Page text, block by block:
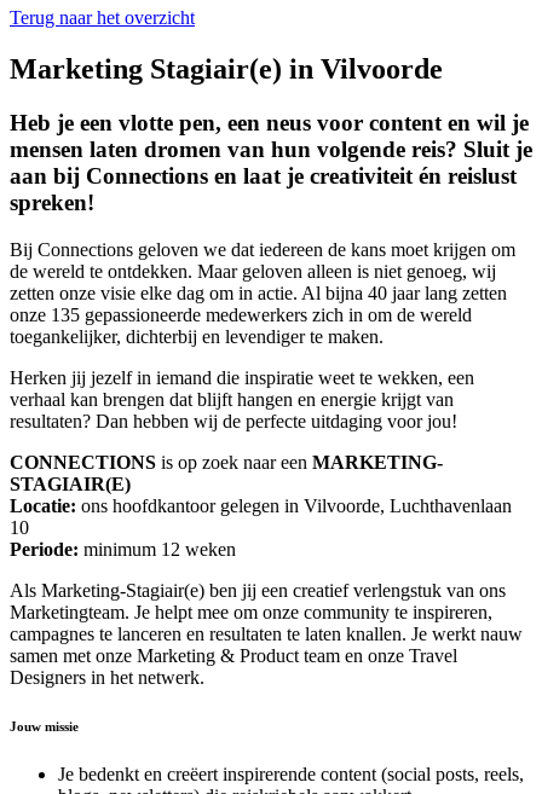
Terug naar het overzicht
Marketing Stagiair(e) in Vilvoorde
Heb je een vlotte pen, een neus voor content en wil je
mensen laten dromen van hun volgende reis? Sluit je
aan bij Connections en laat je creativiteit én reislust
spreken!
Bij Connections geloven we dat iedereen de kans moet krijgen om
de wereld te ontdekken. Maar geloven alleen is niet genoeg, wij
zetten onze visie elke dag om in actie. Al bijna 40 jaar lang zetten
onze 135 gepassioneerde medewerkers zich in om de wereld
toegankelijker, dichterbij en levendiger te maken.
Herken jij jezelf in iemand die inspiratie weet te wekken, een
verhaal kan brengen dat blijft hangen en energie krijgt van
resultaten? Dan hebben wij de perfecte uitdaging voor jou!
CONNECTIONS is op zoek naar een MARKETING-
STAGIAIR(E)
Locatie: ons hoofdkantoor gelegen in Vilvoorde, Luchthavenlaan
10
Periode: minimum 12 weken
Als Marketing-Stagiair(e) ben jij een creatief verlengstuk van ons
Marketingteam. Je helpt mee om onze community te inspireren,
campagnes te lanceren en resultaten te laten knallen. Je werkt nauw
samen met onze Marketing & Product team en onze Travel
Designers in het netwerk.
Jouw missie
Je bedenkt en creëert inspirerende content (social posts, reels,